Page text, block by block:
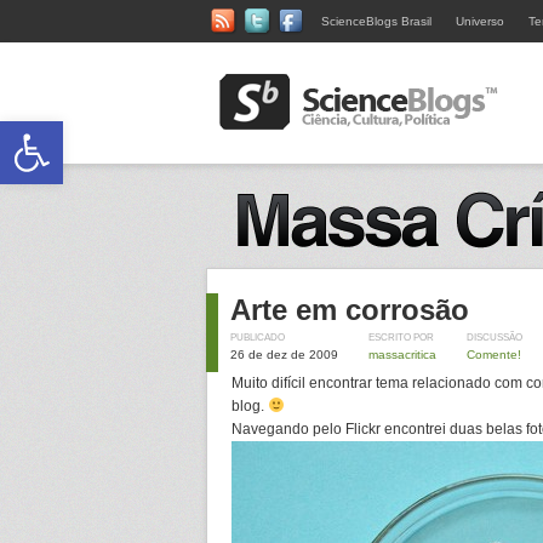
ScienceBlogs Brasil Universo
Arte em corrosão
PUBLICADO
26 de dez de 2009
ESCRITO POR
massacritica
DISCUSSÃO
Comente!
Muito difícil encontrar tema relacionado com
blog.
Navegando pelo Flickr encontrei duas belas
Abrir a barra de ferramentas